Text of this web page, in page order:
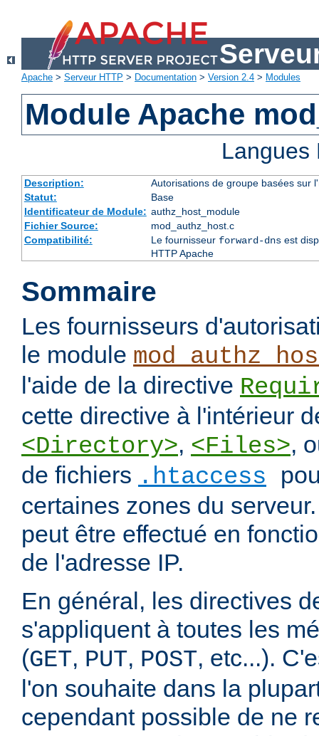
Apache > Serveur HTTP > Documentation > Version 2.4 > Modules
Module Apache
Description:
Autorisations de groupe basées sur
Statut:
Base
Identificateur de Module: authz_host_module
Fichier Source:
mod_authz_host.c
Compatibilité:
Le fournisseur forward-dnsest
HTTP Apache
Sommaire
Les fournisseurs
le module
l'aide de la directive
cette directive à l'intérieur
<Directory>, <Files>,
de fichiers .htaccess
certaines zones du
peut être effectué en
de l'adresse IP.
En général, les directives
s'appliquent à toutes les
(GET, PUT, POST, etc...).
l'on souhaite dans la
cependant possible de ne